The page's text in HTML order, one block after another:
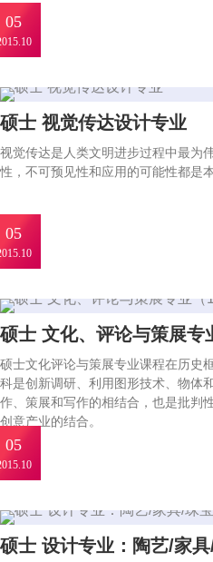
05
05
硕士 视觉传达设计专业
视觉传达是人类文明进步过程中最为
性，不可预见性和应用的可能性都是
05
硕士 文化、评论与策展专
硕士文化评论与策展专业课程在历史
科是创新调研、利用图形技术、物体
作、策展和写作的相结合，也是批判
创意产业的结合。
硕士 设计专业：陶艺/家